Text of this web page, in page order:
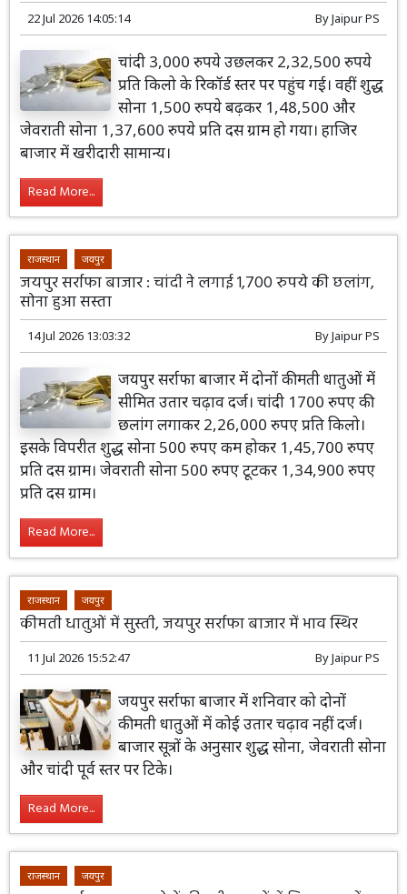
22 Jul 2026 14:05:14 ByJaipur PS
चांदी 3,000 रुपये उछलकर 2,32,500 रुपये
प्रति किलो के रिकॉर्ड स्तर पर पहुंच गई। वहीं शुद्ध
सोना 1,500 रुपये बढ़कर 1,48,500 और
जेवराती सोना 1,37,600 रुपये प्रति दस ग्राम हो गया। हाजिर
बाजार में खरीदारी सामान्य।
Read More...
राजस्थान जयपुर
जयपुर सर्राफा बाजार : चांदी ने लगाई 1,700 रुपये की छलांग,
सोना हुआ सस्ता
14 Jul 2026 13:03:32 ByJaipur PS
जयपुर सर्राफा बाजार में दोनों कीमती धातुओं में
सीमित उतार चढ़ाव दर्ज। चांदी 1700 रुपए की
छलांग लगाकर 2,26,000 रुपए प्रति किलो।
इसके विपरीत शुद्ध सोना 500 रुपए कम होकर 1,45,700 रुपए
प्रति दस ग्राम। जेवराती सोना 500 रुपए टूटकर 1,34,900 रुपए
प्रति दस ग्राम।
Read More...
राजस्थान जयपुर
कीमती धातुओं में सुस्ती, जयपुर सर्राफा बाजार में भाव स्थिर
11 Jul 2026 15:52:47 ByJaipur PS
जयपुर सर्राफा बाजार में शनिवार को दोनों
कीमती धातुओं में कोई उतार चढ़ाव नहीं दर्ज।
बाजार सूत्रों के अनुसार शुद्ध सोना, जेवराती सोना
और चांदी पूर्व स्तर पर टिके।
Read More...
राजस्थान जयपुर